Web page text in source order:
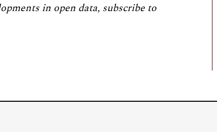
in open data, subscribe to